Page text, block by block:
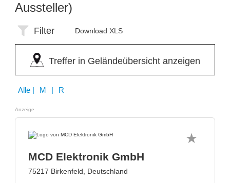
Aussteller)
Filter Download XLS
Treffer in Geländeübersicht anzeigen
Alle | M | R
Anzeige
MCD Elektronik GmbH
75217 Birkenfeld, Deutschland